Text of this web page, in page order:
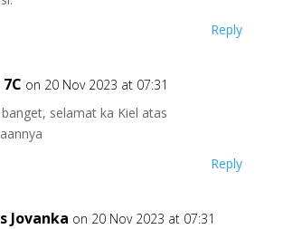
Reply
on 20 Nov 2023 at 07:31
selamat ka Kiel atas
Reply
Jovanka on 20 Nov 2023 at 07:31